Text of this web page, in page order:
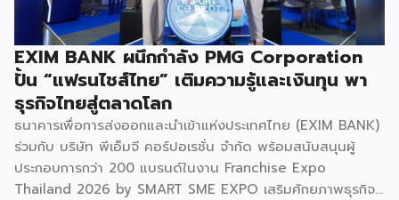
EXIM BANK ผนึกกำลัง PMG Corporation
ปั้น “แฟรนไชส์ไทย” เติมความรู้และเงินทุน พา
ธุรกิจไทยสู่ตลาดโลก
ธนาคารเพื่อการส่งออกและนำเข้าแห่งประเทศไทย (EXIM BANK)
ร่วมกับ บริษัท พีเอ็มจี คอร์ปอเรชั่น จำกัด พร้อมสนับสนุนผู้
ประกอบการกว่า 200 แบรนด์ในงาน Franchise Expo
Thailand 2026 by SMART SME EXPO เสริมศักยภาพธุรกิจ